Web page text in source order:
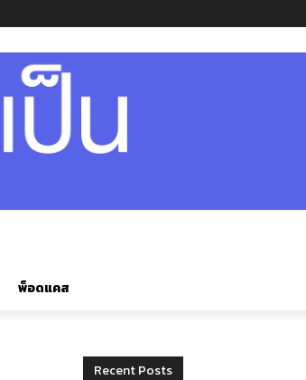
พ็อดแคส
Recent Posts